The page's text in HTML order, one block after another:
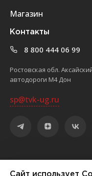
Магазин
Контакты
8 800 444 06 99
Ростовская обл.
автодороги М4 Дон
sp@tvk-ug.ru
Сайт использует